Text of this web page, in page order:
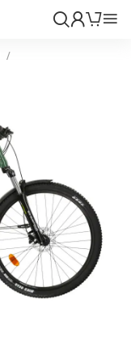
Mój
Moje
konto